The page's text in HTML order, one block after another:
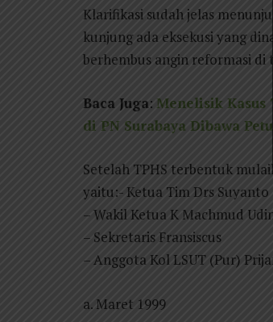
Klarifikasi sudah jelas
kunjung ada eksekusi yang
berhembus angin reformasi di
Baca Juga: Menelisik Kasus
di PN Surabaya Dibawa
Setelah TPHS terbentuk
yaitu:- Ketua Tim Drs Suyanto
– Wakil Ketua K Machmud
– Sekretaris Fransiscus
– Anggota Kol LSUT (Pur)
a. Maret 1999